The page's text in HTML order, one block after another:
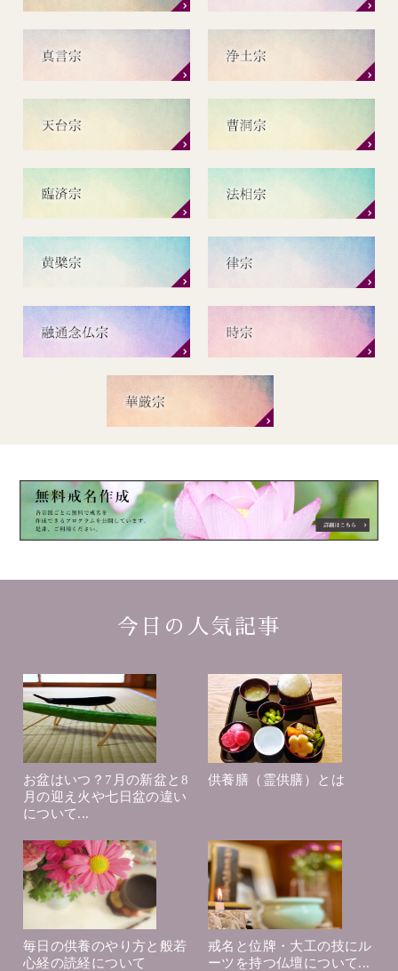
今日の人気記事
お盆はいつ？7月の新盆と8
月の迎え火や七日盆の違い
について...
供養膳（霊供膳）とは
毎日の供養のやり方と般若
心経の読経について
戒名と位牌・大工の技にル
ーツを持つ仏壇について...